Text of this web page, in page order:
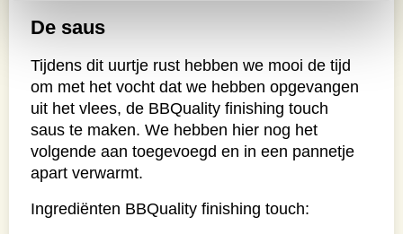
De saus
Tijdens dit uurtje rust hebben we mooi de tijd
om met het vocht dat we hebben opgevangen
uit het vlees, de BBQuality finishing touch
saus te maken. We hebben hier nog het
volgende aan toegevoegd en in een pannetje
apart verwarmt.
Ingrediënten BBQuality finishing touch: